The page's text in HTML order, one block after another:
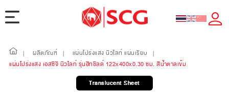
| ผลิตภัณฑ์ | แผ่นโปร่งแสง นิวไลท์ แผ่นเรียบ
|
แผ่นโปร่งแสง เอสซีจี นิวไลท์ รุ่นฮีทชิลด์ 122x400x0.30 ซม. สีน้ำตาลเข้ม
Translucent Sheet